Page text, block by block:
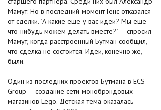
Мамут. Но в последний момент Генс отказался
от сделки. "А какие еще у вас идеи? Мы еще
что-нибудь можем делать вместе?" — спросил
Мамут, когда расстроенный Бутман сообщил,
что сделка не состоится. Идеи, конечно же,
были.
Один из последних проектов Бутмана в ECS
Group — создание сети монобрэндовых
магазинов Lego. Детская тема оказалась